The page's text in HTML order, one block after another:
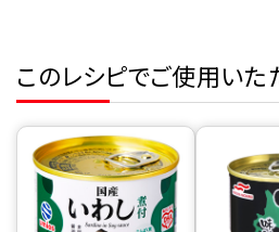
このレシピでご使用い